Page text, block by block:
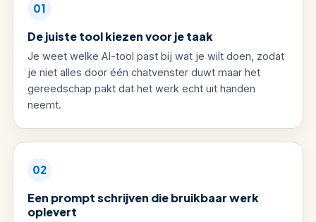
01
De juiste tool kiezen voor je taak
Je weet welke AI-tool past bij wat je wilt doen, zodat
je niet alles door één chatvenster duwt maar het
gereedschap pakt dat het werk echt uit handen
neemt.
02
Een prompt schrijven die bruikbaar werk
oplevert